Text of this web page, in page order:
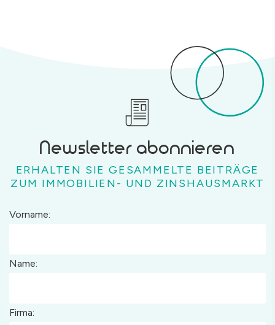
Newsletter abonnieren
ERHALTEN SIE GESAMMELTE BEITRÄGE
ZUM IMMOBILIEN- UND ZINSHAUSMARKT
Vorname:
Name:
Firma: